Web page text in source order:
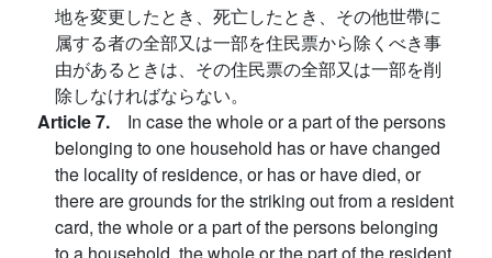
地を変更したとき、死亡したとき、その他世帶に
属する者の全部又は一部を住民票から除くべき事
由があるときは、その住民票の全部又は一部を削
除しなければならない。
Article 7. In case the whole or a part of the persons
belonging to one household has or have changed
the locality of residence, or has or have died, or
there are grounds for the striking out from a resident
card, the whole or a part of the persons belonging